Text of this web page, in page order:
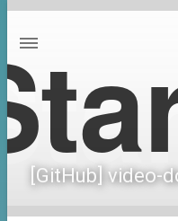
[GitHub] video-